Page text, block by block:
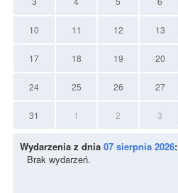
10 11 12 13
17 18 19 20
24 25 26 27
31 1 2 3
Wydarzenia z dnia 07 sierpnia 2026:
Brak wydarzeń.